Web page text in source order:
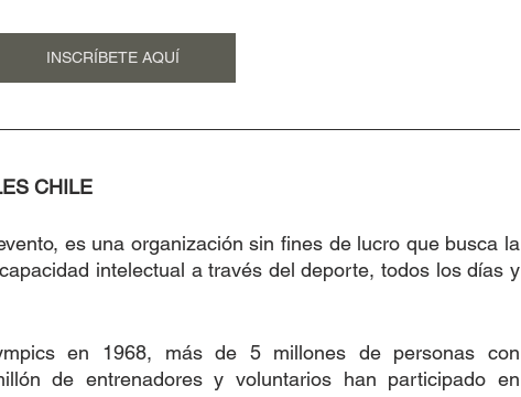
INSCRÍBETE AQUÍ
CHILE
es una organización sin fines de lucro que busca la
intelectual a través del deporte, todos los días y
en 1968, más de 5 millones de personas con
de entrenadores y voluntarios han participado en